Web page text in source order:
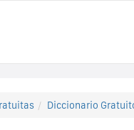
Diccionario